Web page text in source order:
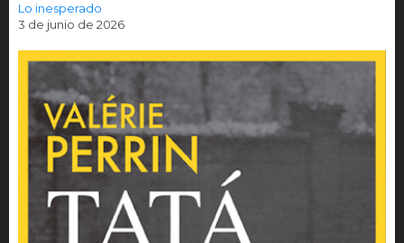
Lo inesperado
3 de junio de 2026